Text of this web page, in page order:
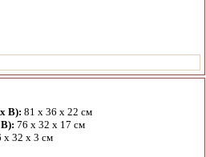
В): 81 х 36 х 22 см
76 х 32 х 17 см
х 32 х 3 см